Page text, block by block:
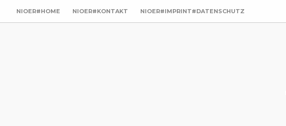
NIOER#HOME NIOER#KONTAKT NIOER#IMPRINT#DATENSCHUTZ